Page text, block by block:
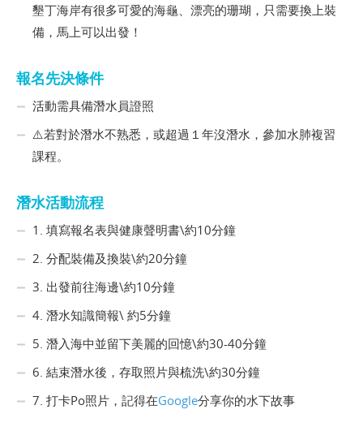
墾丁海岸有很多可愛的海龜、漂亮的珊瑚，只需要換上裝
備，馬上可以出發！
報名先決條件
活動需具備潛水員證照
⚠️若對於潛水不熟悉，或超過１年沒潛水，參加水肺複習
課程。
潛水活動流程
1. 填寫報名表與健康聲明書\約10分鐘
2. 分配裝備及換裝\約20分鐘
3. 出發前往海邊\​約10分鐘
4. 潛水知識簡報\ ​約5分鐘
5. 潛入海中並留下美麗的回憶\​約30-40分鐘
6. 結束潛水後，存取照片與梳洗\​約30分鐘
7. 打卡Po照片，記得在Google分享你的水下故事